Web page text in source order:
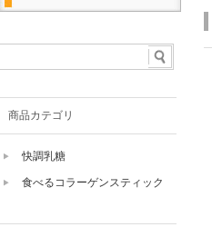
商品カテゴリ
快調乳糖
食べるコラーゲンスティック